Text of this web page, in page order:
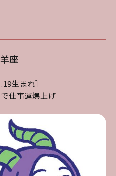
座
生まれ］
仕事運爆上げ